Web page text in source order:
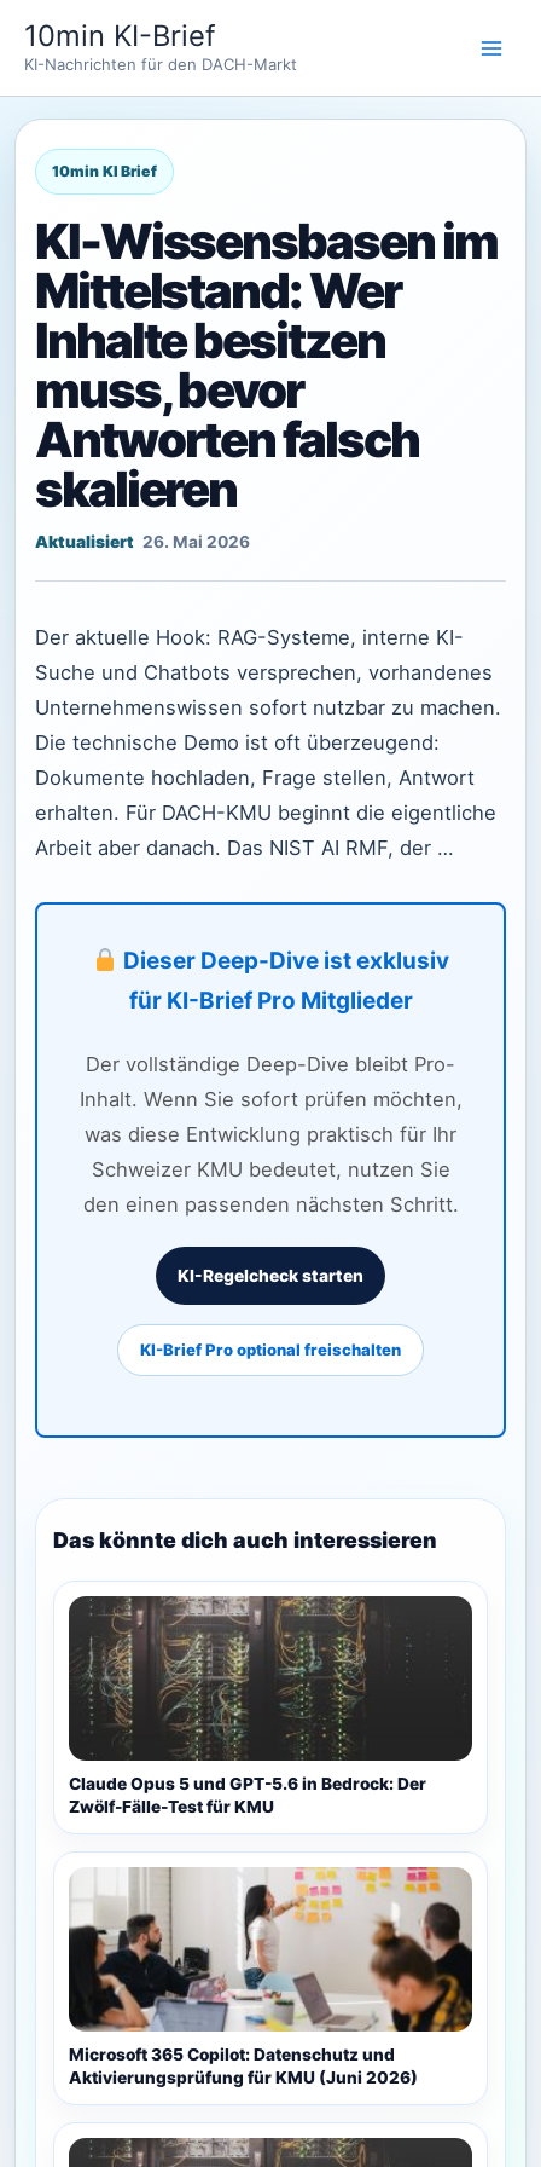
Inhalt
springen
10min KI-Brief
KI-Nachrichten für den DACH-Markt
KI-Wissensbasen im
Mittelstand: Wer
Inhalte besitzen
muss, bevor
Antworten falsch
skalieren
26. Mai 2026
Der aktuelle Hook: RAG-Systeme, interne KI-
Suche und Chatbots versprechen, vorhandenes
Unternehmenswissen sofort nutzbar zu machen.
Die technische Demo ist oft überzeugend:
Dokumente hochladen, Frage stellen, Antwort
erhalten. Für DACH-KMU beginnt die eigentliche
Arbeit aber danach. Das NIST AI RMF, der …
Dieser Deep-Dive ist exklusiv
für KI-Brief Pro Mitglieder
Der vollständige Deep-Dive bleibt Pro-
Inhalt. Wenn Sie sofort prüfen möchten,
was diese Entwicklung praktisch für Ihr
Schweizer KMU bedeutet, nutzen Sie
den einen passenden nächsten Schritt.
KI-Regelcheck starten
KI-Brief Pro optional freischalten
Das könnte dich auch interessieren
Claude Opus 5 und GPT-5.6 in Bedrock: Der
Zwölf-Fälle-Test für KMU
Microsoft 365 Copilot: Datenschutz und
Aktivierungsprüfung für KMU (Juni 2026)